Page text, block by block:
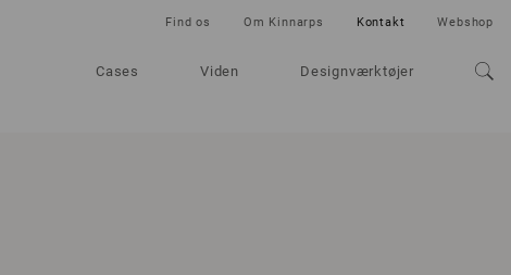
Cases Viden Designværktøjer
Find os Om Kinnarps Kontakt Webshop